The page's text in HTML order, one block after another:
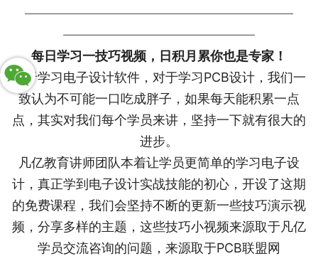
—————————————————————
———————————————
每日学习一技巧视频，日积月累你也是专家！
对于学习电子设计软件，对于学习PCB设计，我们一
致认为不可能一口吃成胖子，如果每天能积累一点
点，其实对我们每个学员来讲，坚持一下就有很大的
进步。
凡亿教育讲师团队本着让学员更简单的学习电子设
计，真正学到电子设计实战技能的初心，开设了这期
的免费课程，我们会坚持不断的更新一些技巧演示视
频，分享多样的主题，这些技巧小视频来源取于凡亿
学员交流咨询的问题，来源取于PCB联盟网